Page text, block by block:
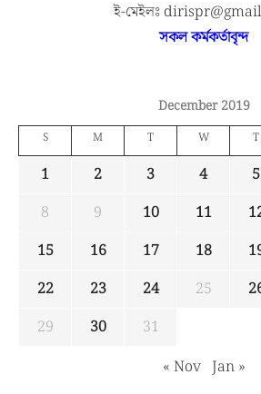
ই-মেইলঃ
সকল কর্মকর্তাবৃন্দ
December 2019
S M T W T
1 2 3 4 5
8
9 10 11
15
16 17 18
22
23 24 25
29
30
31
« Nov Jan »